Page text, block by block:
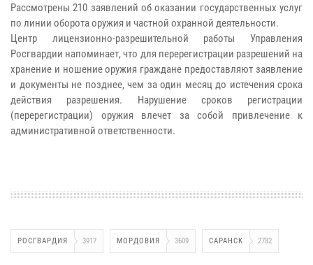
Рассмотрены 210 заявлений об оказании государственных услуг
по линии оборота оружия и частной охранной деятельности.
Центр лицензионно-разрешительной работы Управления
Росгвардии напоминает, что для перерегистрации разрешений на
хранение и ношение оружия граждане предоставляют заявление
и документы не позднее, чем за один месяц до истечения срока
действия разрешения. Нарушение сроков регистрации
(перерегистрации) оружия влечет за собой привлечение к
административной ответственности.
РОСГВАРДИЯ 3917 МОРДОВИЯ 3609 САРАНСК 2782